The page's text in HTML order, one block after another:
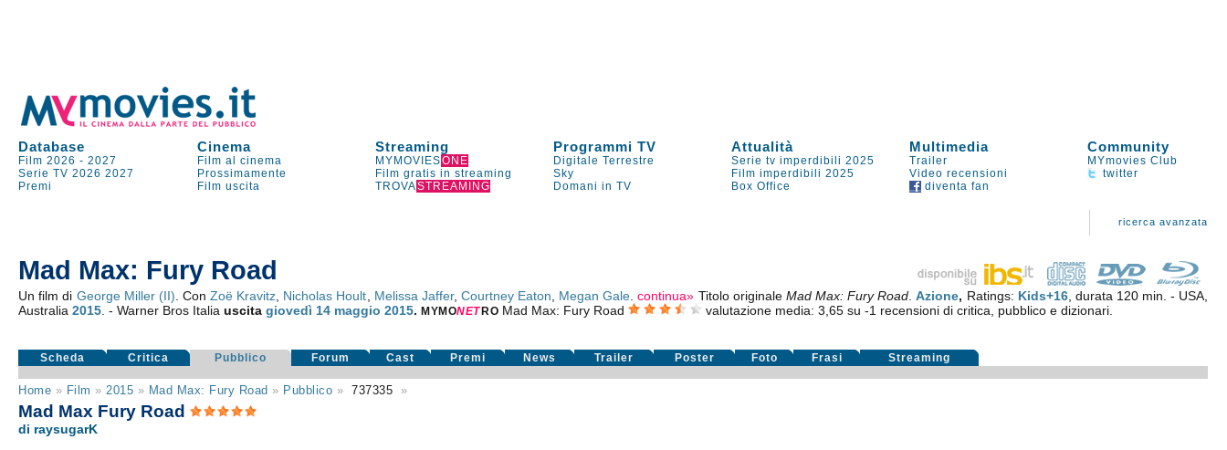
Database Cinema Streaming Programmi TV Attualità Multimedia Community
Film 2026 -2027 Film al cinema MYMOVIESONE Digitale Terrestre Serie tv imperdibili 2025 Trailer
MYmovies Club
Serie TV 2026 2027 Prossimamente Film gratis in streaming Sky Film imperdibili 2025 Video recensioni
twitter
Premi
Film uscita TROVASTREAMING Domani in TV Box Office diventa fan
ricerca avanzata
Mad Max: Fury Road
Un film di George Miller (II) . ConZoë Kravitz Nicholas Hoult Melissa Jaffer, Courtney Eaton Megan Gale .continua» Titolo originale Mad Max: Fury Road .Azione, Ratings: Kids+16, durata 120 min. - USA,
Australia2015 . - Warner Bros Italiauscitagiovedì 14 maggio 2015.MYMONET RO Mad Max: Fury Road valutazione media: 3,65 su -1 recensioni di critica, pubblico e dizionari.
Scheda Critica Pubblico Forum Cast Premi News Trailer Poster Foto Frasi Streaming
Home » Film » 2015 » Mad Max: Fury Road » Pubblico » 737335 »
Mad Max Fury Road
di raysugarK